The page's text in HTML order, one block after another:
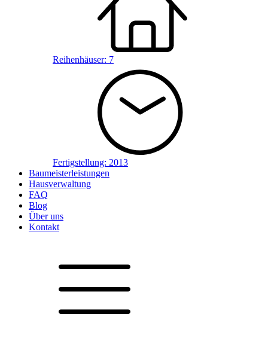
Reihenhäuser: 7
Fertigstellung: 2013
Baumeisterleistungen
Hausverwaltung
FAQ
Blog
Über uns
Kontakt